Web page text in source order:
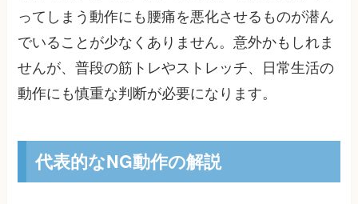
ってしまう動作にも腰痛を悪化させるものが潜ん
でいることが少なくありません。意外かもしれま
せんが、普段の筋トレやストレッチ、日常生活の
動作にも慎重な判断が必要になります。
代表的なNG動作の解説